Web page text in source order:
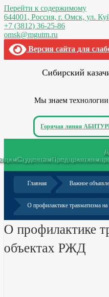
Перейти к содержимому
644001, Россия, г. Омск, ул.
+7 (3812) 36-25-86
omsk@mgutm.ru
Версия сайта для
Сибирский
Мы знаем
Горячая линия
СтудентамПредприятиям
Главная Важное
О профилактике травматизма
О профилактике
объектах РЖД